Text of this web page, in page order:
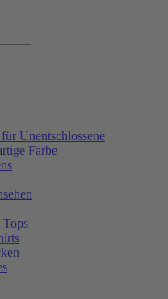
Unentschlossene
Farbe